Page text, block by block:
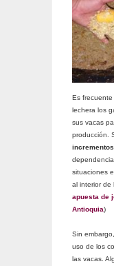
Es
lechera los
sus vacas
producción.
situaciones
al interior
apuesta de
Antioquia)
Sin
uso de los
las vacas.